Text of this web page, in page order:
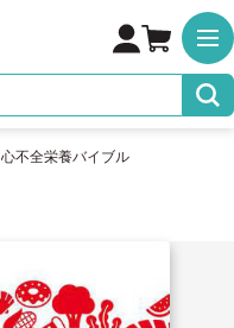
心不全栄養バイブル